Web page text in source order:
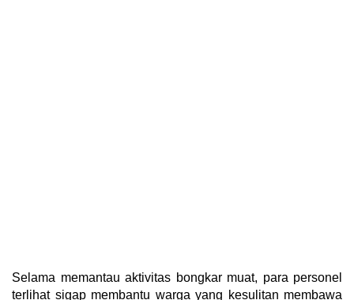
​Selama memantau aktivitas bongkar muat, para personel
terlihat sigap membantu warga yang kesulitan membawa